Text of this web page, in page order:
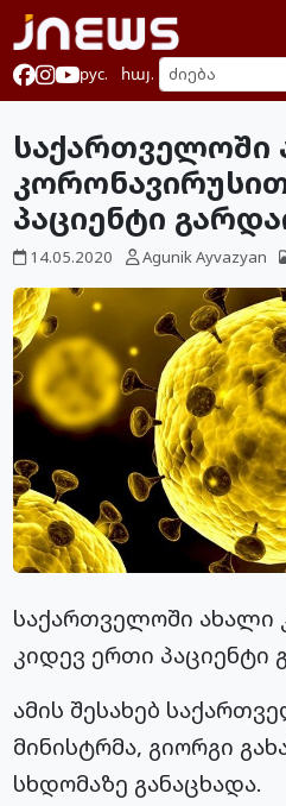
рус. հայ.
საქართველოში
პაციენტი
14.05.2020 Agunik Ayvazyan
საქართველოში ახალი
კიდევ ერთი პაციენტი
ამის შესახებ
მინისტრმა, გიორგი
სხდომაზე განაცხადა.